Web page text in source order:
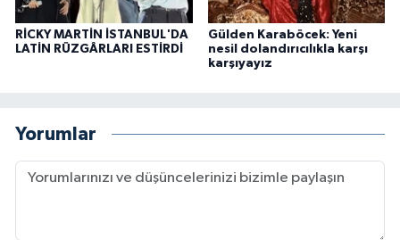
RİCKY MARTİN İSTANBUL'DA
LATİN RÜZGÂRLARI ESTİRDİ
Gülden Karaböcek: Yeni
nesil dolandırıcılıkla karşı
karşıyayız
Yorumlar